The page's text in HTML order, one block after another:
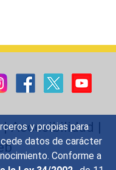
y propias para
datos de carácter
Conforme a
|Accesibilidad |